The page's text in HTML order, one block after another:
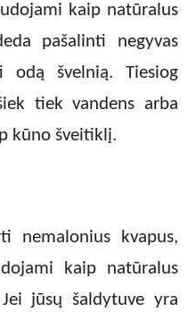
kaip natūralus
pašalinti negyvas
švelnią. Tiesiog
tiek vandens arba
kūno šveitiklį.
nemalonius kvapus,
kaip natūralus
jūsų šaldytuve yra